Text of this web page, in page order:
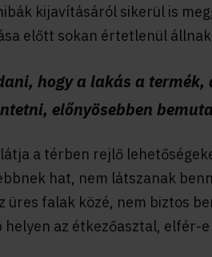
kijavításáról sikerül is
előtt sokan értetlenül
hogy a lakás a
előnyösebben
a térben rejlő
hat, nem látszanak
üres falak közé, nem biztos
az étkezőasztal, elfér-